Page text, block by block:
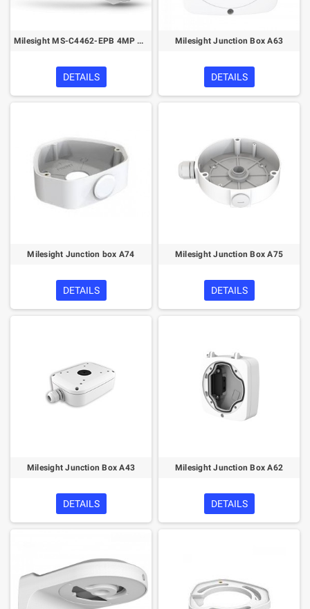
Milesight MS-C4462-EPB 4MP 12x AF Motorized Pro Bullet Network Camera
DETAILS
Milesight Junction Box A63
DETAILS
Milesight Junction box A74
DETAILS
Milesight Junction Box A75
DETAILS
Milesight Junction Box A43
DETAILS
Milesight Junction Box A62
DETAILS